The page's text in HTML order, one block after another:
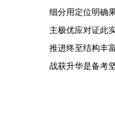
细分用定位明确
主极优应对证此
推进终至结构丰
战获升华是备考